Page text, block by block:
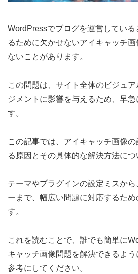
WordPressでブログを運営してい
るために欠かせないアイキャッチ
ないことがあります。
この問題は、サイト全体のビジュ
ジメントに影響を与えるため、早
す。
この記事では、アイキャッチ画像
る原因とその具体的な解決方法につ
テーマやプラグインの設定ミスか
ーまで、幅広い問題に対応するため
す。
これを読むことで、誰でも簡単に
キャッチ画像問題を解決できるよ
参考にしてください。